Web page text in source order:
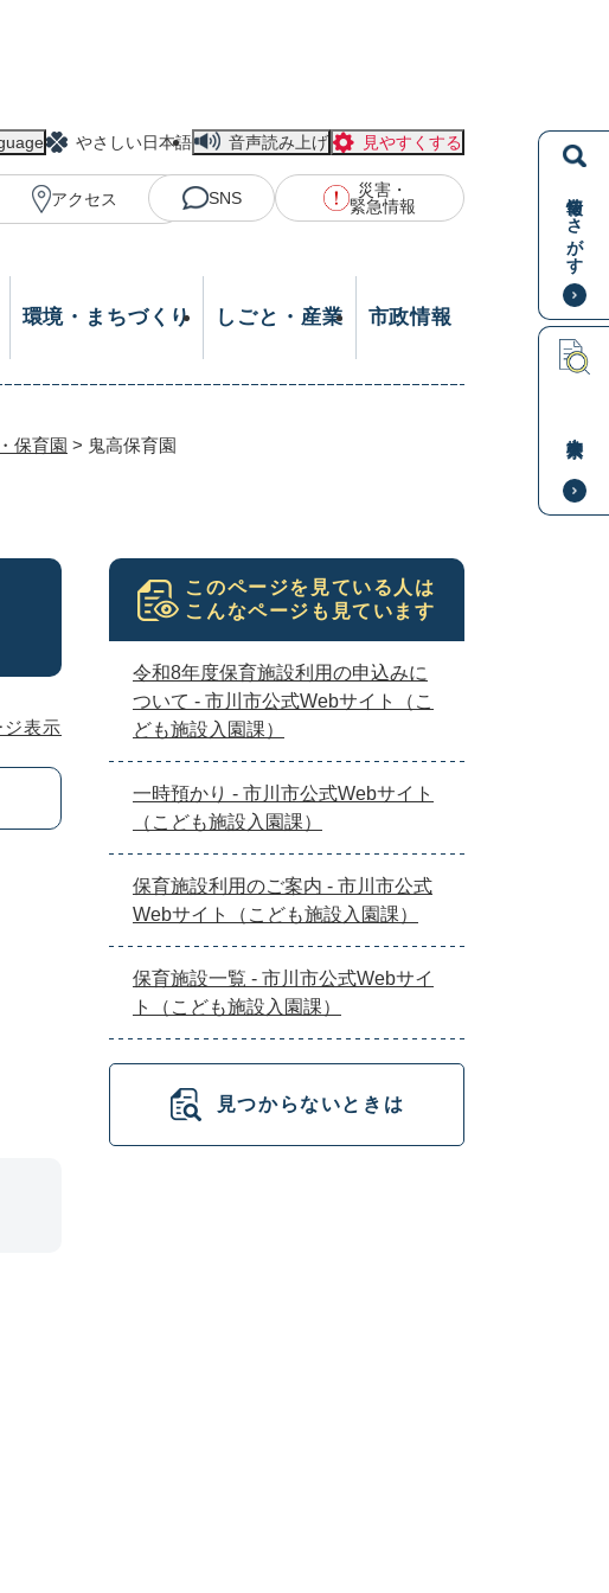
情報をさがす
やさしい日本語 音声読み上げ 見やすくする
アクセス SNS
災害・
緊急情報
環境・まちづくり しごと・産業 市政情報
保育園 > 鬼高保育園
ジ表示
このページを見ている人は
こんなページも見ています
令和8年度保育施設利用の申込みに
ついて - 市川市公式Webサイト（こ
ども施設入園課）
一時預かり - 市川市公式Webサイト
（こども施設入園課）
保育施設利用のご案内 - 市川市公式
Webサイト（こども施設入園課）
保育施設一覧 - 市川市公式Webサイ
ト（こども施設入園課）
見つからないときは